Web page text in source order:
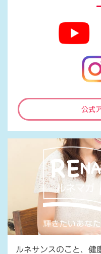
公式
ルネサンスのこと、健